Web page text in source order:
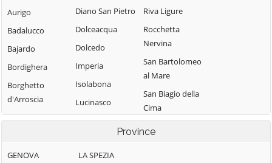
Aurigo
Badalucco
Bajardo
Bordighera
Borghetto
d'Arroscia
Borgomaro
Caravonica
Diano San Pietro
Dolceacqua
Dolcedo
Imperia
Isolabona
Lucinasco
Mendatica
Molini di Triora
Montalto
Riva Ligure
Rocchetta
Nervina
San Bartolomeo
al Mare
San Biagio della
Cima
Province
GENOVA
LA SPEZIA